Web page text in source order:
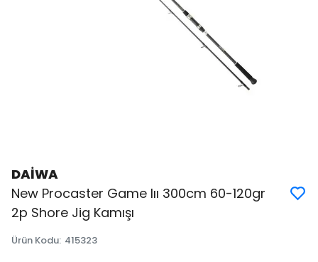
DAİWA
New Procaster Game Iıı 300cm 60-120gr
2p Shore Jig Kamışı
Ürün Kodu: 415323